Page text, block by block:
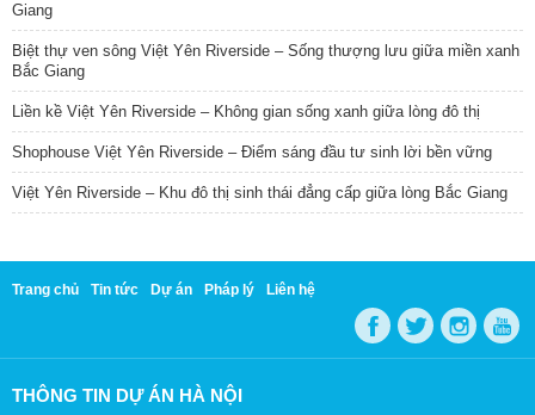
Giang
Biệt thự ven sông Việt Yên Riverside – Sống thượng lưu giữa miền xanh
Bắc Giang
Liền kề Việt Yên Riverside – Không gian sống xanh giữa lòng đô thị
Shophouse Việt Yên Riverside – Điểm sáng đầu tư sinh lời bền vững
Việt Yên Riverside – Khu đô thị sinh thái đẳng cấp giữa lòng Bắc Giang
Trang chủ Tin tức Dự án Pháp lý Liên hệ
THÔNG TIN DỰ ÁN HÀ NỘI